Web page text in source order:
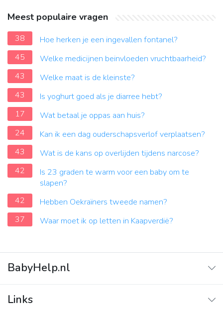
Meest populaire vragen
38
Hoe herken je een ingevallen fontanel?
45
Welke medicijnen beinvloeden vruchtbaarheid?
43
Welke maat is de kleinste?
43
Is yoghurt goed als je diarree hebt?
17
Wat betaal je oppas aan huis?
24
Kan ik een dag ouderschapsverlof verplaatsen?
43
Wat is de kans op overlijden tijdens narcose?
42
Is 23 graden te warm voor een baby om te
slapen?
42
Hebben Oekraïners tweede namen?
37
Waar moet ik op letten in Kaapverdië?
BabyHelp.nl
Vraag & Antwoord
Links